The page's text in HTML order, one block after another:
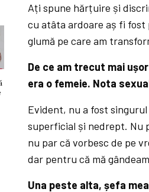
Ați spune hărțuire și
cu atâta ardoare aș fi fost
glumă pe care am
De ce am trecut mai
era o femeie. Nota
Evident, nu a fost
superficial și nedrept. Nu
nu par că vorbesc de pe
dar pentru că mă
Una peste alta, șefa